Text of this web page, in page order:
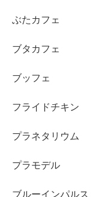
ぶたカフェ
ブタカフェ
ブッフェ
フライドチキン
プラネタリウム
プラモデル
ブルーインパルス